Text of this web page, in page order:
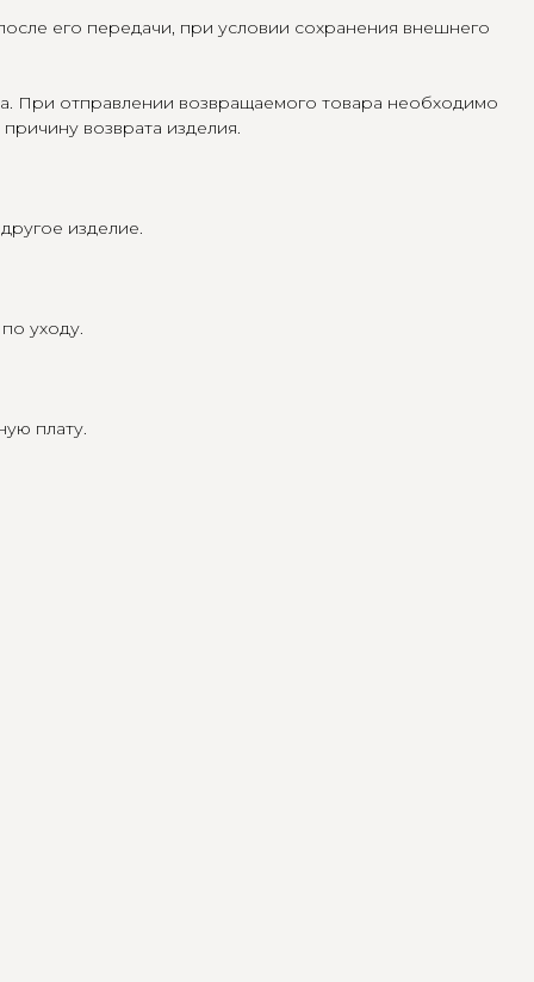
его передачи, при условии сохранения внешнего
При отправлении возвращаемого товара необходимо
возврата изделия.
изделие.
уходу.
плату.